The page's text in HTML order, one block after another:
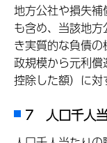
地方公社や損失
も含め、当該地
き実質的な負債
政規模から元利
控除した額）に対
7 人口千人